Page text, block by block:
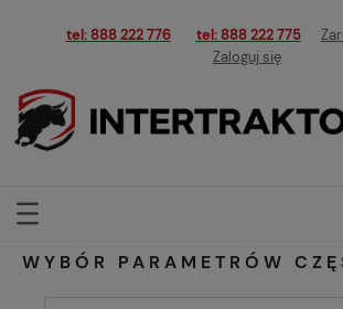
tel: 888 222 776 tel: 888 222 775
Zaloguj się
WYBÓR PARAMETRÓW